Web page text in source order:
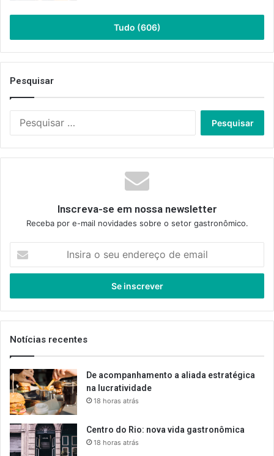
Tudo (606)
Pesquisar
Inscreva-se em nossa newsletter
Receba por e-mail novidades sobre o setor gastronômico.
seu
de
email
Notícias recentes
De acompanhamento a aliada estratégica
na lucratividade
18 horas atrás
Centro do Rio: nova vida gastronômica
18 horas atrás